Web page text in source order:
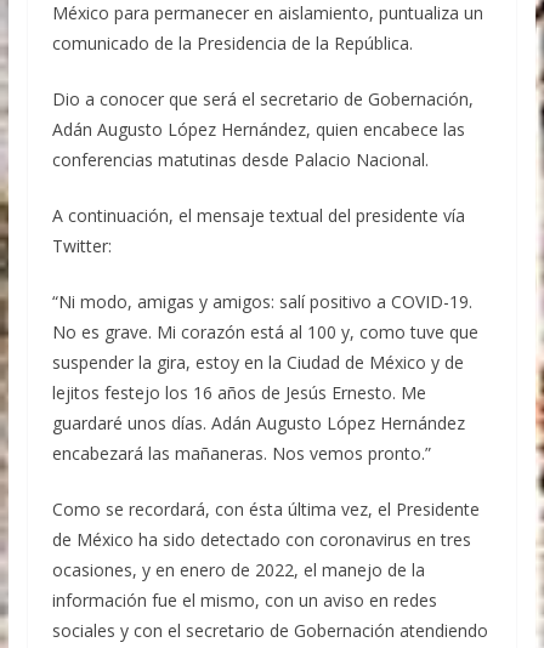
México para permanecer en aislamiento, puntualiza un
comunicado de la Presidencia de la República.
Dio a conocer que será el secretario de Gobernación,
Adán Augusto López Hernández, quien encabece las
conferencias matutinas desde Palacio Nacional.
A continuación, el mensaje textual del presidente vía
Twitter:
“Ni modo, amigas y amigos: salí positivo a COVID-19.
No es grave. Mi corazón está al 100 y, como tuve que
suspender la gira, estoy en la Ciudad de México y de
lejitos festejo los 16 años de Jesús Ernesto. Me
guardaré unos días. Adán Augusto López Hernández
encabezará las mañaneras. Nos vemos pronto.”
Como se recordará, con ésta última vez, el Presidente
de México ha sido detectado con coronavirus en tres
ocasiones, y en enero de 2022, el manejo de la
información fue el mismo, con un aviso en redes
sociales y con el secretario de Gobernación atendiendo